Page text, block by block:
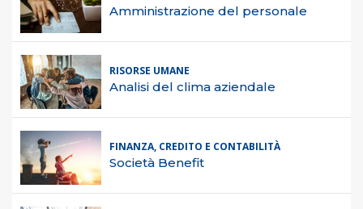
Amministrazione del personale
RISORSE UMANE
Analisi del clima aziendale
FINANZA, CREDITO E CONTABILITÀ
Società Benefit